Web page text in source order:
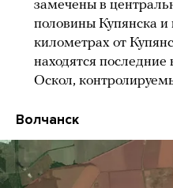
замечены в
половины Купянска и
километрах от
находятся
Оскол,
Волчанск